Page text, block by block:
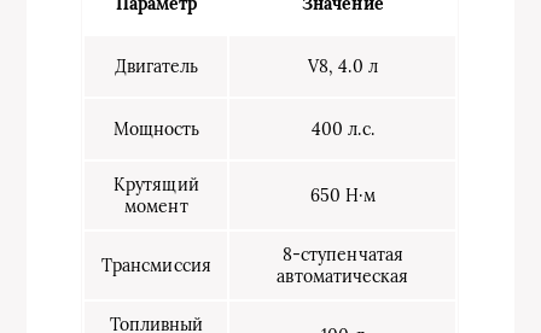
Двигатель V8, 4.0 л
Мощность 400 л.с.
Крутящий
момент
650 Н·м
Трансмиссия
8-ступенчатая
автоматическая
Топливный